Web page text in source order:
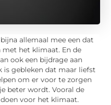
allemaal mee een dat
het klimaat. En de
ook een bijdrage aan
is gebleken dat maar liefst
om er voor te zorgen
beter wordt. Vooral de
voor het klimaat.